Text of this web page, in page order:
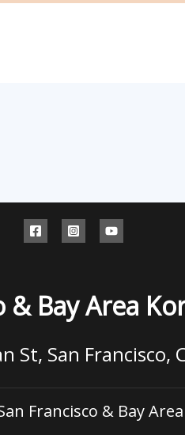
& Bay Area
St, San Francisco,
Francisco & Bay